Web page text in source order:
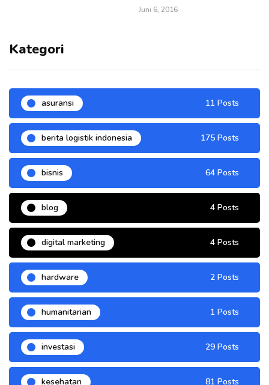
Juni 6, 2016
Kategori
asuransi 11 Posts
berita logistik indonesia 175 Posts
bisnis 64 Posts
blog 4 Posts
digital marketing 4 Posts
hardware 2 Posts
humanitarian 1 Posts
investasi 29 Posts
kesehatan 81 Posts